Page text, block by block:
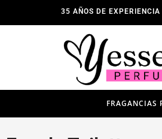
35 AÑOS DE
FRAGANCIAS